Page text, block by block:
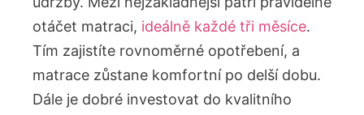
otáčet ⁣matraci, ideálně​ každé tři měsíce.
Tím zajistíte rovnoměrné opotřebení, a ​
matrace zůstane komfortní po delší dobu.
Dále‌ je dobré investovat ​do kvalitního